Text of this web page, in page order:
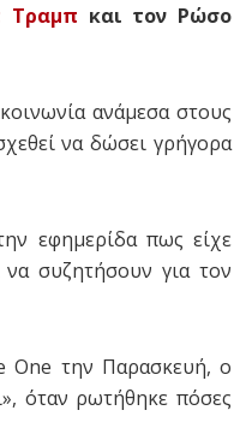
Τραμπ και τον Ρώσο
ανάμεσα στους
να δώσει γρήγορα
εφημερίδα πως είχε
να συζητήσουν για τον
One την Παρασκευή, ο
όταν ρωτήθηκε πόσες